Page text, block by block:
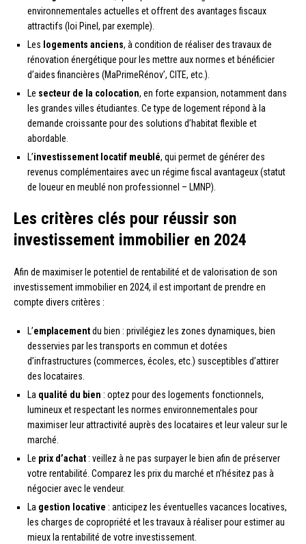
environnementales actuelles et offrent des avantages fiscaux
attractifs (loi Pinel, par exemple).
Les logements anciens, à condition de réaliser des travaux de
rénovation énergétique pour les mettre aux normes et bénéficier
d’aides financières (MaPrimeRénov’, CITE, etc.).
Le secteur de la colocation, en forte expansion, notamment dans
les grandes villes étudiantes. Ce type de logement répond à la
demande croissante pour des solutions d’habitat flexible et
abordable.
L’investissement locatif meublé, qui permet de générer des
revenus complémentaires avec un régime fiscal avantageux (statut
de loueur en meublé non professionnel – LMNP).
Les critères clés pour réussir son
investissement immobilier en 2024
Afin de maximiser le potentiel de rentabilité et de valorisation de son
investissement immobilier en 2024, il est important de prendre en
compte divers critères :
L’emplacementdu bien : privilégiez les zones dynamiques, bien
desservies par les transports en commun et dotées
d’infrastructures (commerces, écoles, etc.) susceptibles d’attirer
des locataires.
La qualité du bien : optez pour des logements fonctionnels,
lumineux et respectant les normes environnementales pour
maximiser leur attractivité auprès des locataires et leur valeur sur le
marché.
Le prix d’achat : veillez à ne pas surpayer le bien afin de préserver
votre rentabilité. Comparez les prix du marché et n’hésitez pas à
négocier avec le vendeur.
La gestion locative : anticipez les éventuelles vacances locatives,
les charges de copropriété et les travaux à réaliser pour estimer au
mieux la rentabilité de votre investissement.